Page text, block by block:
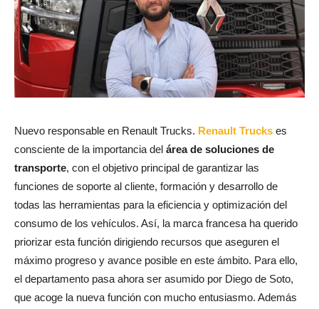
Nuevo responsable en Renault Trucks. Renault Trucks es
consciente de la importancia del área de soluciones de
transporte, con el objetivo principal de garantizar las
funciones de soporte al cliente, formación y desarrollo de
todas las herramientas para la eficiencia y optimización del
consumo de los vehículos. Así, la marca francesa ha querido
priorizar esta función dirigiendo recursos que aseguren el
máximo progreso y avance posible en este ámbito. Para ello,
el departamento pasa ahora ser asumido por Diego de Soto,
que acoge la nueva función con mucho entusiasmo. Además